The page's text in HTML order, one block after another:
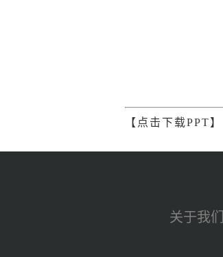
【点击下载PPT】
关于我们